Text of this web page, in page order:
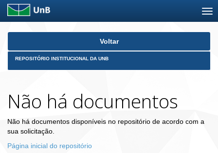
Skip
Voltar
REPOSITÓRIO INSTITUCIONAL DA UNB
Não há documentos
Não há documentos disponíveis no repositório de acordo com a
sua solicitação.
Página inicial do repositório